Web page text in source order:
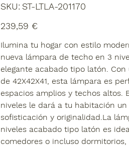
SKU: SKU
ST-
ST-LTLA-201170
239,59 €
Ilumina tu hogar con estilo
nueva lámpara de techo en 3
elegante acabado tipo latón.
de 42X42X41, esta lámpara es
espacios amplios y techos altos.
niveles le dará a tu habitación
sofisticación y originalidad.La
niveles acabado tipo latón es
comedores o incluso